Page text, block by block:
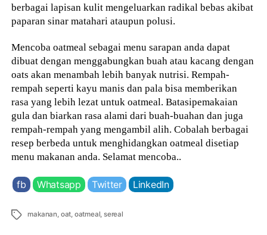
berbagai lapisan kulit mengeluarkan radikal bebas akibat
paparan sinar matahari ataupun polusi.
Mencoba oatmeal sebagai menu sarapan anda dapat
dibuat dengan menggabungkan buah atau kacang dengan
oats akan menambah lebih banyak nutrisi. Rempah-
rempah seperti kayu manis dan pala bisa memberikan
rasa yang lebih lezat untuk oatmeal. Batasipemakaian
gula dan biarkan rasa alami dari buah-buahan dan juga
rempah-rempah yang mengambil alih. Cobalah berbagai
resep berbeda untuk menghidangkan oatmeal disetiap
menu makanan anda. Selamat mencoba..
fb Whatsapp Twitter LinkedIn
Tags makanan, oat, oatmeal, sereal